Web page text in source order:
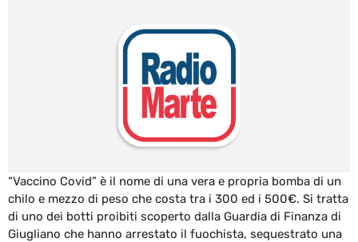
“Vaccino Covid” è il nome di una vera e propria bomba di un
chilo e mezzo di peso che costa tra i 300 ed i 500€. Si tratta
di uno dei botti proibiti scoperto dalla Guardia di Finanza di
Giugliano che hanno arrestato il fuochista, sequestrato una